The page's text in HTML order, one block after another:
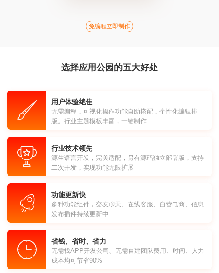
免编程立即制作
选择应用公园的五大好处
用户体验绝佳
无需编程，可视化操作功能自助搭配，个性化编辑排
版。行业主题模板丰富，一键制作
行业技术领先
源生语言开发，完美适配，另有源码独立部署版，支持
二次开发，实现功能无限扩展
功能更新快
多种功能组件，交友聊天、在线客服、自营电商、信息
发布插件持续更新中
省钱、省时、省力
无需找APP开发公司、无需自建团队费用、时间、人力
成本均可节省90%